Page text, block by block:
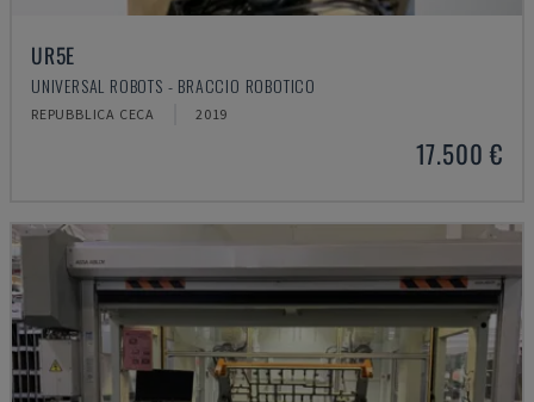
UR5E
UNIVERSAL ROBOTS - BRACCIO ROBOTICO
REPUBBLICA CECA 2019
17.500 €